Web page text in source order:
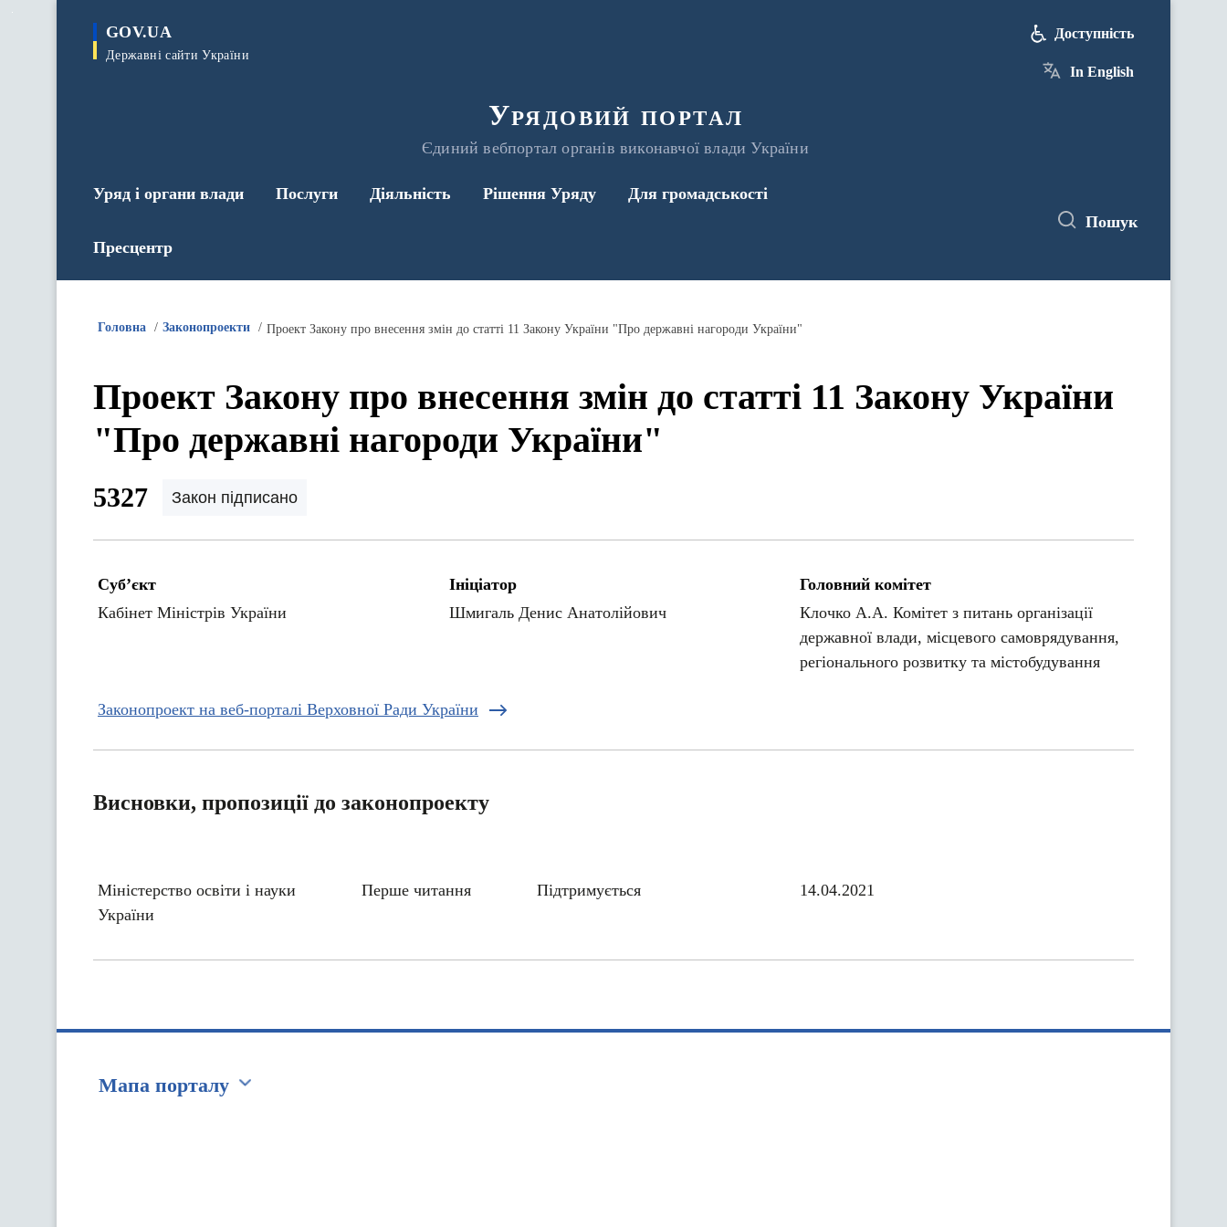
GOV.UA
Державні сайти України
Урядовий портал
Єдиний вебпортал органів виконавчої влади України
Доступність
In English
Уряд і органи влади Послуги Діяльність Рішення Уряду Для громадськості
Пресцентр
Пошук
Головна Законопроекти Проект Закону про внесення змін до статті 11 Закону України "Про державні нагороди України"
Проект Закону про внесення змін до статті 11 Закону України
"Про державні нагороди України"
5327 Закон підписано
Суб’єкт
Кабінет Міністрів України
Ініціатор
Шмигаль Денис Анатолійович
Головний комітет
Клочко А.А. Комітет з питань організації
державної влади, місцевого самоврядування,
регіонального розвитку та містобудування
Законопроект на веб-порталі Верховної Ради України
Висновки, пропозиції до законопроекту
Міністерство освіти і науки
України
Перше читання Підтримується 14.04.2021
Мапа порталу